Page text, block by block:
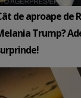
de aproape de
Trump?